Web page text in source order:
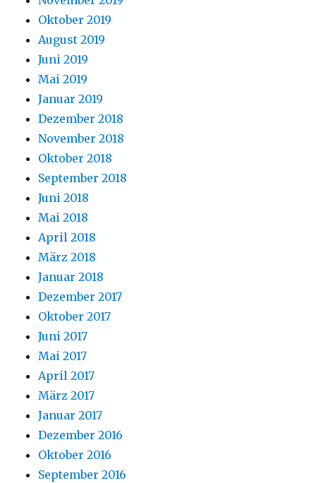
Oktober 2019
August 2019
Juni 2019
Mai 2019
Januar 2019
Dezember 2018
November 2018
Oktober 2018
September 2018
Juni 2018
Mai 2018
April 2018
März 2018
Januar 2018
Dezember 2017
Oktober 2017
Juni 2017
Mai 2017
April 2017
März 2017
Januar 2017
Dezember 2016
Oktober 2016
September 2016